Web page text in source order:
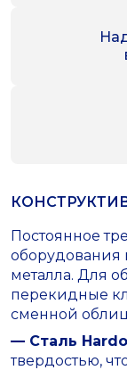
Постоянное
оборудования
металла. Для
перекидные
сменной
— Сталь
твердостью,